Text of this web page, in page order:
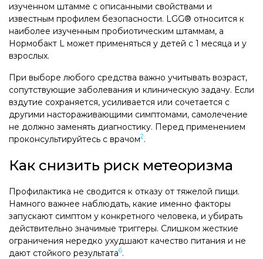
изученном штамме с описанными свойствами и
известным профилем безопасности. LGG® относится к
наиболее изученным пробиотическим штаммам, а
Нормобакт L может применяться у детей с 1 месяца и у
взрослых.
При выборе любого средства важно учитывать возраст,
сопутствующие заболевания и клиническую задачу. Если
вздутие сохраняется, усиливается или сочетается с
другими настораживающими симптомами, самолечение
не должно заменять диагностику. Перед применением
проконсультируйтесь с врачом2.
Как снизить риск метеоризма
Профилактика не сводится к отказу от тяжелой пищи.
Намного важнее наблюдать, какие именно факторы
запускают симптом у конкретного человека, и убирать
действительно значимые триггеры. Слишком жесткие
ограничения нередко ухудшают качество питания и не
дают стойкого результата6.